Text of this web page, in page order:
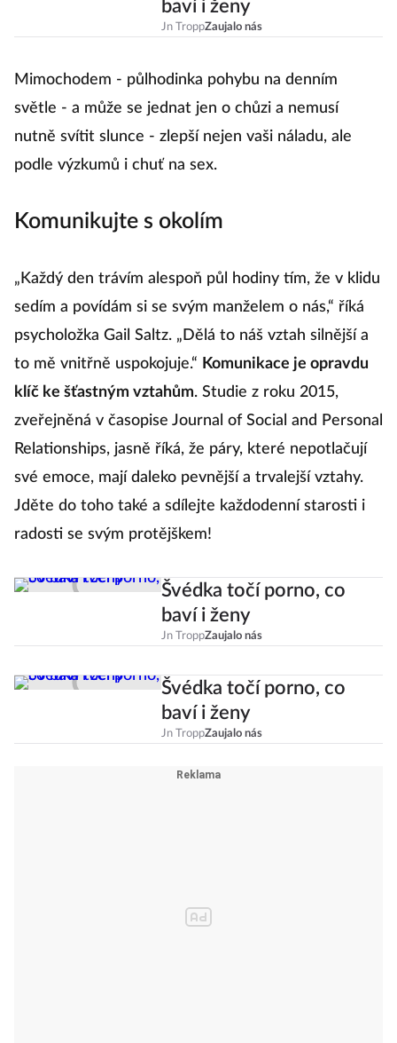
baví i ženy
Jn TroppZaujalo nás
Mimochodem - půlhodinka pohybu na denním
světle - a může se jednat jen o chůzi a nemusí
nutně svítit slunce - zlepší nejen vaši náladu, ale
podle výzkumů i chuť na sex.
Komunikujte s okolím
„Každý den trávím alespoň půl hodiny tím, že v klidu
sedím a povídám si se svým manželem o nás,“ říká
psycholožka Gail Saltz. „Dělá to náš vztah silnější a
to mě vnitřně uspokojuje.“ Komunikace je opravdu
klíč ke šťastným vztahům. Studie z roku 2015,
zveřejněná v časopise Journal of Social and Personal
Relationships, jasně říká, že páry, které nepotlačují
své emoce, mají daleko pevnější a trvalejší vztahy.
Jděte do toho také a sdílejte každodenní starosti i
radosti se svým protějškem!
Švédka točí porno, co
baví i ženy
Jn TroppZaujalo nás
Švédka točí porno, co
baví i ženy
Jn TroppZaujalo nás